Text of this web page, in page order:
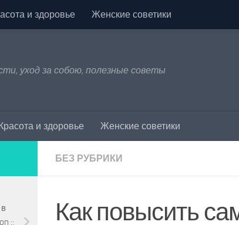
и здоровье Женские советики
уход за собою, полезные советы
и здоровье Женские советики
БЕЗ РУБРИКИ
Как повысить
::